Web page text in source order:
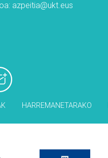
azpeitia@ukt.eus
HARREMANETARAKO